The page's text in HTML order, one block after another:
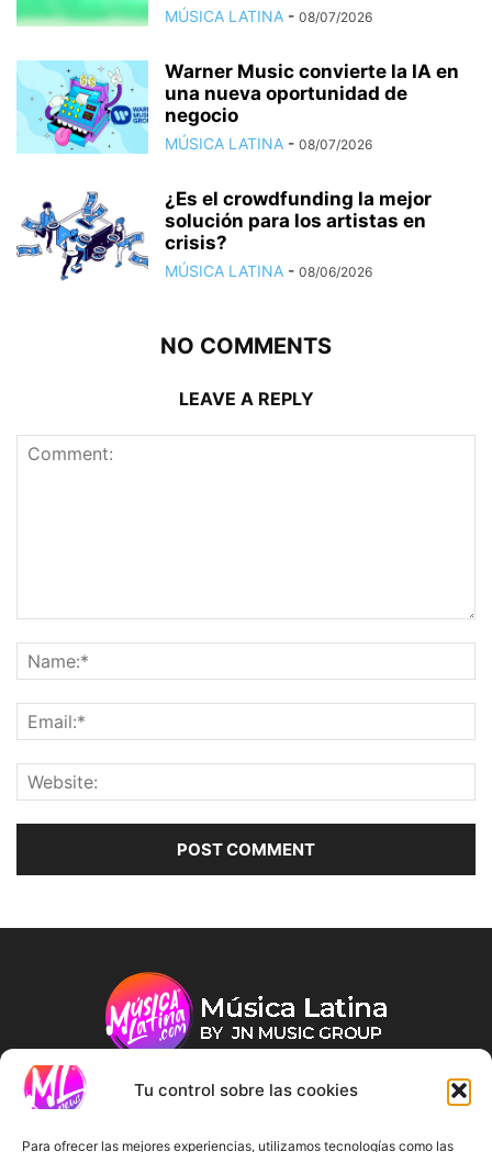
Tu control sobre las cookies
Para ofrecer las mejores experiencias, utilizamos tecnologías como las
MÚSICA LATINA - 08/07/2026
Warner Music convierte la IA en
una nueva oportunidad de
negocio
MÚSICA LATINA - 08/07/2026
¿Es el crowdfunding la mejor
solución para los artistas en
crisis?
MÚSICA LATINA - 08/06/2026
NO COMMENTS
LEAVE A REPLY